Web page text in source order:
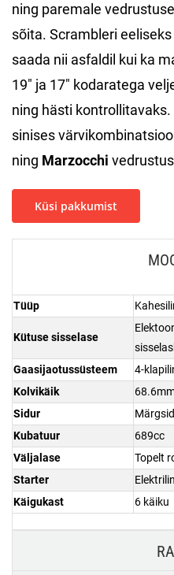
ning paremale
sõita. Scrambleri
saada nii asfaldil kui ka
19″ ja 17″ kodaratega
ning hästi
sinises
ning Marzocchi
Küsi pakkumist
Tüüp
Kütuse sisselase
Gaasijaotussüsteem
4-
Kolvikäik
Sidur
Kubatuur
689cc
Väljalase
Topelt
Starter
Käigukast
6 käiku